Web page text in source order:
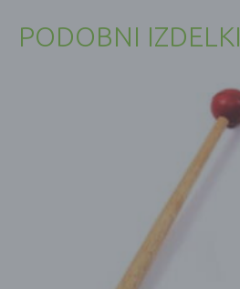
PODOBNI IZDELKI